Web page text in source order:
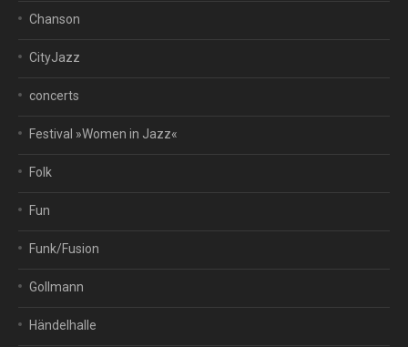
Chanson
CityJazz
concerts
Festival »Women in Jazz«
Folk
Fun
Funk/Fusion
Gollmann
Händelhalle